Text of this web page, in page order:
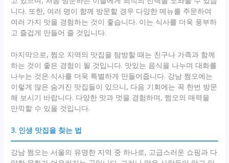
니다. 또한, 여러 명이 함께 방문할 경우 다양한 메뉴를 주문하여
여러 가지 맛을 경험하는 것이 좋습니다. 이는 식사를 더욱 풍부하
고 즐겁게 만들어 줄 것입니다.
마지막으로, 쩜오 지역의 맛집을 탐방할 때는 친구나 가족과 함께
하는 것이 좋은 경험이 될 것입니다. 맛있는 음식을 나누며 대화를
나누는 것은 식사를 더욱 특별하게 만들어줍니다. 강남 쩜오에는
이렇게 많은 숨겨진 맛집들이 있으니, 다음 기회에는 꼭 한번 방문
해 보시기 바랍니다. 다양한 맛과 멋을 경험하며, 쩜오의 매력을
만끽할 수 있을 것입니다.
3. 인생 맛집을 찾는 법
강남 쩜오는 서울의 유명한 지역 중 하나로, 고급스러운 쇼핑과 다